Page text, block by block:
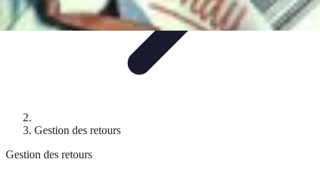
Gestion des retours
Gestion des retours